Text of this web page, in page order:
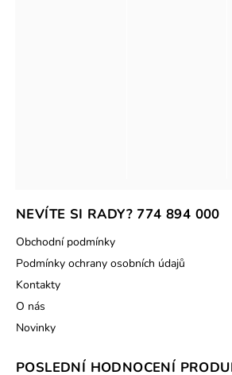
NEVÍTE SI RADY? 774 894 000
Obchodní podmínky
Podmínky ochrany osobních údajů
Kontakty
O nás
Novinky
POSLEDNÍ HODNOCENÍ